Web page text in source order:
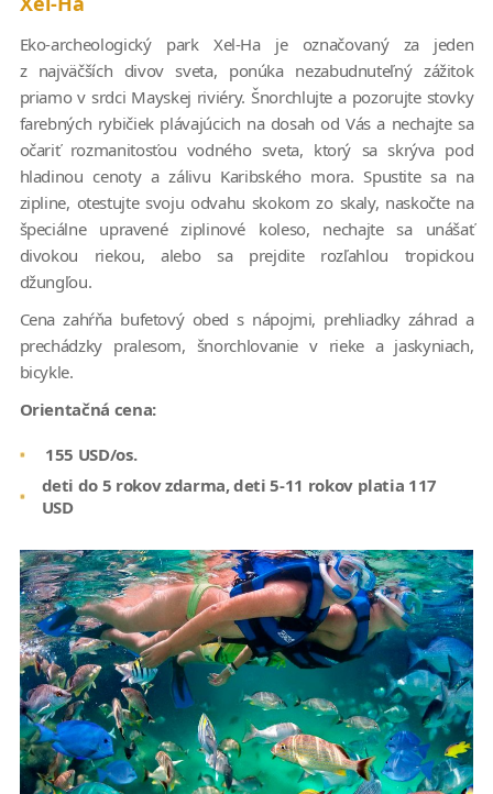
Eko-archeologický park Xel-Ha je označovaný za jeden
z najväčších divov sveta, ponúka nezabudnuteľný zážitok
priamo v srdci Mayskej riviéry. Šnorchlujte a pozorujte stovky
farebných rybičiek plávajúcich na dosah od Vás a nechajte sa
očariť rozmanitosťou vodného sveta, ktorý sa skrýva pod
hladinou cenoty a zálivu Karibského mora. Spustite sa na
zipline, otestujte svoju odvahu skokom zo skaly, naskočte na
špeciálne upravené ziplinové koleso, nechajte sa unášať
divokou riekou, alebo sa prejdite rozľahlou tropickou
džungľou.
Cena zahŕňa bufetový obed s nápojmi, prehliadky záhrad a
prechádzky pralesom, šnorchlovanie v rieke a jaskyniach,
bicykle.
Orientačná cena:
155 USD/os.
deti do 5 rokov zdarma, deti 5-11 rokov platia 117
USD